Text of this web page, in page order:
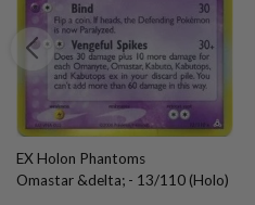
EX Holon Phantoms
Omastar &delta; - 13/110 (Holo)